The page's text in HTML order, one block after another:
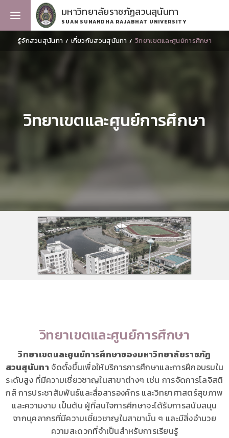
มหาวิทยาลัยราชภัฏสวนสุนันทา
SUAN SUNANDHA RAJABHAT UNIVERSITY
รู้จักสวนสุนันทา เกี่ยวกับสวนสุนันทา วิทยาเขตและศูนย์การศึกษา
วิทยาเขตและศูนย์การศึกษา
วิทยาเขตและศูนย์การศึกษา
วิทยาเขตและศูนย์การศึกษาของมหาวิทยาลัยราชภัฏ
สวนสุนันทา จัดตั้งขึ้นเพื่อให้บริการการศึกษาและการฝึกอบรมใน
ระดับสูง ที่มีความเชี่ยวชาญในสาขาต่างๆ เช่น การจัดการโลจิสติ
กส์ การประชาสัมพันธ์และสื่อสารองค์กร และวิทยาศาสตร์สุขภาพ
และความงาม เป็นต้น ผู้ที่สนใจการศึกษาจะได้รับการสนับสนุน
จากบุคลากรที่มีความเชี่ยวชาญในสาขานั้น ๆ และมีสิ่งอำนวย
ความสะดวกที่จำเป็นสำหรับการเรียนรู้